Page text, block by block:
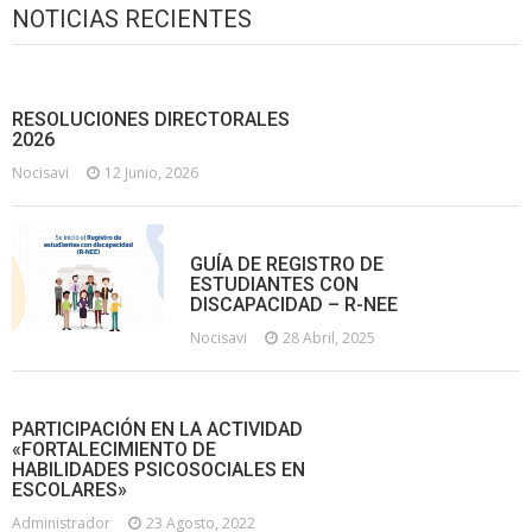
NOTICIAS RECIENTES
RESOLUCIONES DIRECTORALES
2026
Nocisavi 12 Junio, 2026
GUÍA DE REGISTRO DE
ESTUDIANTES CON
DISCAPACIDAD – R-NEE
Nocisavi 28 Abril, 2025
PARTICIPACIÓN EN LA ACTIVIDAD
«FORTALECIMIENTO DE
HABILIDADES PSICOSOCIALES EN
ESCOLARES»
Administrador 23 Agosto, 2022